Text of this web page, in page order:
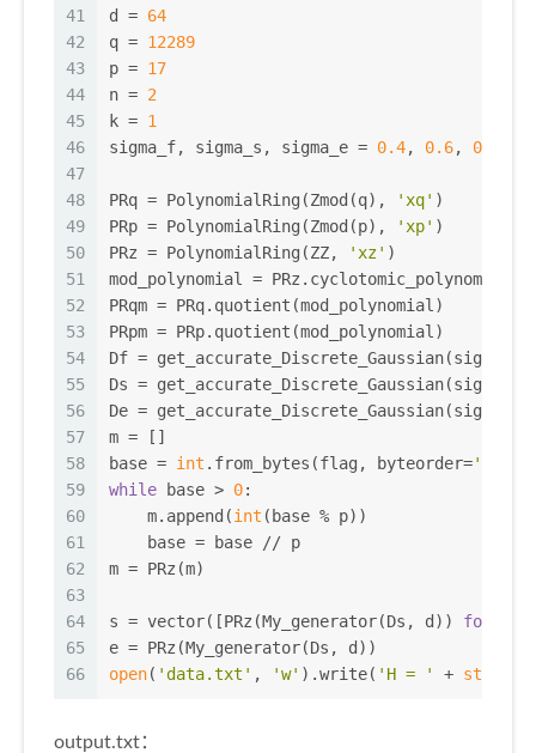
41
42
43
44
45
46
47
48
49
50
51
52
53
54
55
56
57
58
59
60
61
62
63
64
65
66
d = 64
q = 12289
p = 17
n = 2
k = 1
sigma_f, sigma_s, sigma_e = 0.4, 0.6, 0.6
PRq = PolynomialRing(Zmod(q), 'xq' )
PRp = PolynomialRing(Zmod(p),
'xp' )
PRz = PolynomialRing(ZZ,
'xz' )
mod_polynomial =
PRqm = PRq.quotient(mod_polynomial)
PRpm = PRp.quotient(mod_polynomial)
Df = get_accurate_Discrete_Gaussian(sigma_f)
Ds = get_accurate_Discrete_Gaussian(sigma_s)
De = get_accurate_Discrete_Gaussian(sigma_e)
m = []
base = int .from_bytes(flag, byteorder='big'
while base > 0:
    m.append(
int (base % p))
    base = base // p
m = PRz(m)
s = vector([PRz(My_generator(Ds, d)) for
e = PRz(My_generator(Ds, d))
open( 'data.txt' , 'w' ).write( 'H = ' + str
output.txt：